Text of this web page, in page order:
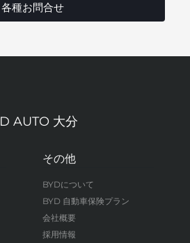
各種お問合せ
AUTO 大分
その他
BYDについて
BYD 自動車保険プラン
会社概要
採用情報